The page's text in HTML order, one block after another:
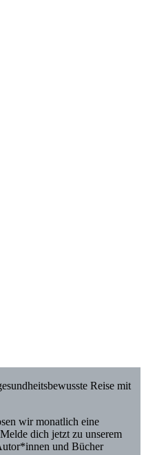
Reise mit
wir monatlich eine
dich jetzt zu unserem
und Bücher